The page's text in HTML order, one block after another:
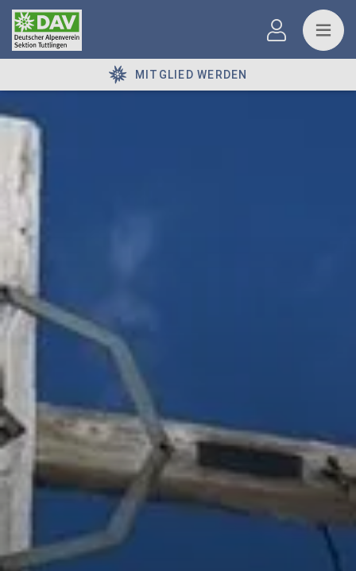
MITGLIED WERDEN